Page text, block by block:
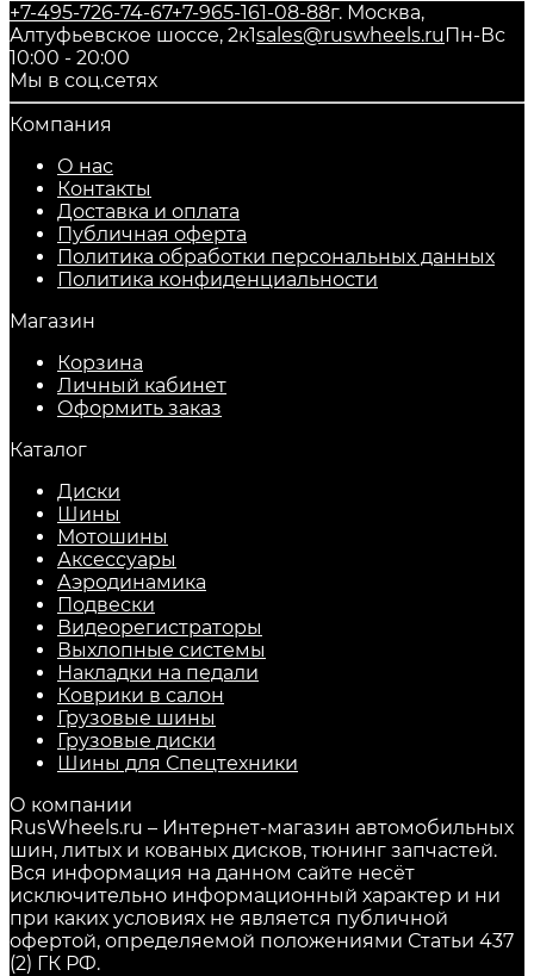
+7-495-726-74-67+7-965-161-08-88г. Москва,
Алтуфьевское шоссе, 2к1sales@ruswheels.ruПн-Вс
10:00 - 20:00
Мы в соц.сетях
Компания
О нас
Контакты
Доставка и оплата
Публичная оферта
Политика обработки персональных данных
​Политика конфиденциальности
Магазин
Корзина
Личный кабинет
Оформить заказ
Каталог
Диски
Шины
Мотошины
Аксессуары
Аэродинамика
Подвески
Видеорегистраторы
Выхлопные системы
Накладки на педали
Коврики в салон
Грузовые шины
Грузовые диски
Шины для Спецтехники
О компании
RusWheels.ru – Интернет-магазин автомобильных
шин, литых и кованых дисков, тюнинг запчастей.
Вся информация на данном сайте несёт
исключительно информационный характер и ни
при каких условиях не является публичной
офертой, определяемой положениями Статьи 437
(2) ГК РФ.